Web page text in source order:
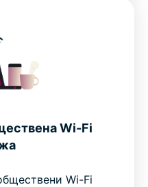
Wi-Fi
Wi-Fi